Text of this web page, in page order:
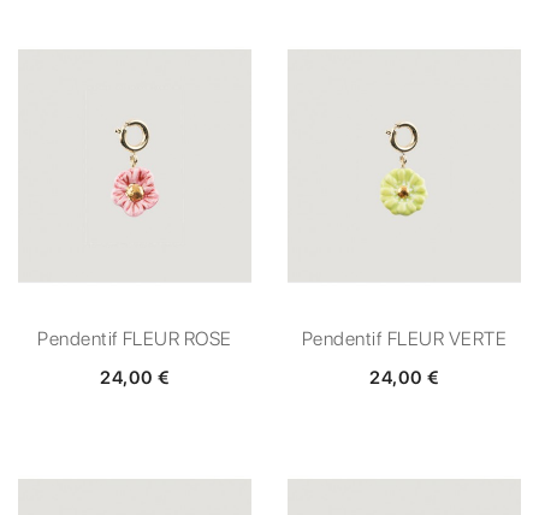
Pendentif FLEUR ROSE
24,00 €
Pendentif FLEUR VERTE
24,00 €